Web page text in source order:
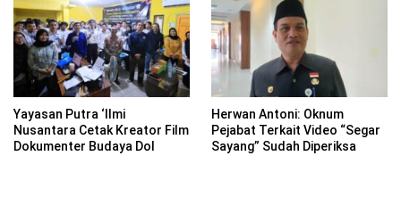
Yayasan Putra ‘Ilmi
Nusantara Cetak Kreator Film
Dokumenter Budaya Dol
Herwan Antoni: Oknum
Pejabat Terkait Video “Segar
Sayang” Sudah Diperiksa